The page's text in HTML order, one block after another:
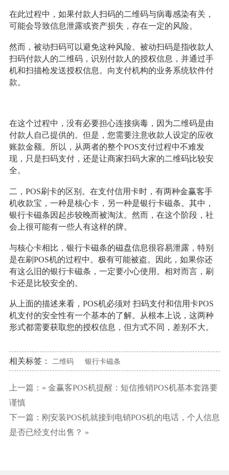
在此过程中，如果付款人扫码的二维码与病毒感染有关，
可能会导致信息泄露或资产损失，存在一定的风险。
然而，被动扫码可以避免这种风险。被动扫码是指收款人
扫码付款人的二维码，识别付款人的授权信息，并通过手
机和扫描枪发送授权信息。向支付机构的业务系统软件付
款。
在这个过程中，没有必要担心连接病毒，因为二维码是由
付款人自己提供的。但是，您需要注意收款人设定的应收
账款金额。所以，从两者的整个POS支付过程中不难发
现，只是扫码支付，还是让商家扫码大家的二维码比较安
全。
二，POS刷卡的区别。在支付信用卡时，有两种金赢客手
机收款宝，一种是核心卡，另一种是银行卡磁条。其中，
银行卡磁条因起步较晚而被淘汰。然而，在这个阶段，社
会上很可能有一些人有这样的牌。
与核心卡相比，银行卡磁条的磁盘信息很容易泄露，特别
是在刷POS机的过程中。极有可能被盗。因此，如果你还
有这么旧的银行卡磁条，一定要小心使用。相对而言，刷
卡还是比较安全的。
从上面的描述来看，POS机必须对 扫码支付和信用卡POS
机支付的安全性有一个基本的了解。从根本上说，这两种
形式都需要获取您的授权信息，但方式不同，差别不大。
相关标签： 二维码 银行卡磁条
上一篇：« 金赢客POS机提醒：短信推销POS机基本套路要
谨慎
下一篇： 刚安装POS机就接到电销POS机的电话，个人信息
是否已经支付出售？ »